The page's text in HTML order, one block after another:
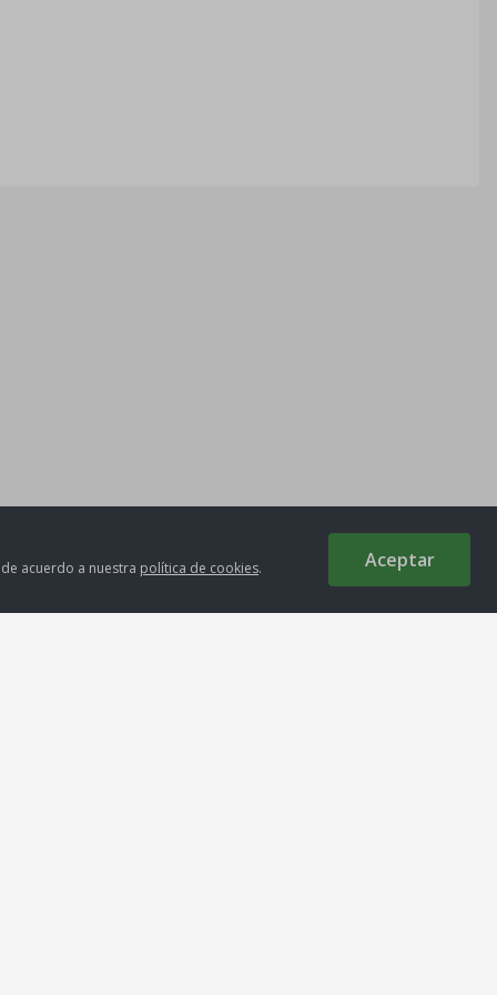
acuerdo a nuestra política de cookies. Aceptar